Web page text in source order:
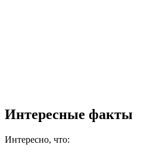
Интересные факты
Интересно, что: